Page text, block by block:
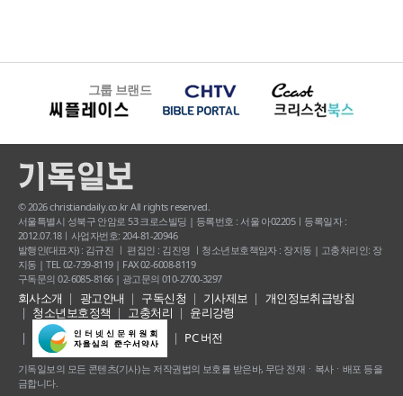
그룹 브랜드
© 2026 christiandaily.co.kr All rights reserved.
서울특별시 성북구 안암로 53 크로스빌딩 | 등록번호 : 서울 아02205ㅣ등록일자 :
2012.07.18ㅣ사업자번호: 204-81-20946
발행인(대표자) : 김규진 ㅣ 편집인 : 김진영 ㅣ청소년보호책임자 : 장지동 | 고충처리인: 장
지동 | TEL 02-739-8119 | FAX 02-6008-8119
구독문의 02-6085-8166 | 광고문의 010-2700-3297
회사소개 광고안내 구독신청 기사제보
개인정보취급방침
청소년보호정책
고충처리
윤리강령
PC 버전
기독일보의 모든 콘텐츠(기사) 는 저작권법의 보호를 받은바, 무단 전재ㆍ복사ㆍ배포 등을
금합니다.